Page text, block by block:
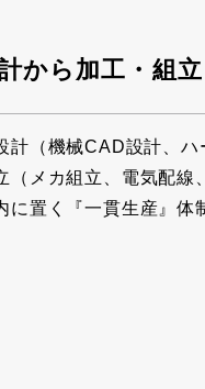
から加工・組
計（機械CAD設計、
（メカ組立、電気配
に置く『一貫生産』体